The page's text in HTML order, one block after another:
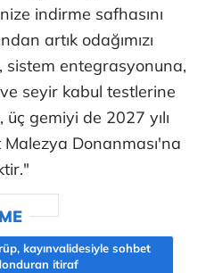
indirme safhasını
artık odağımızı
sistem entegrasyonuna,
seyir kabul testlerine
gemiyi de 2027 yılı
Donanması'na
kayınvalidesiyle sohbet
itiraf